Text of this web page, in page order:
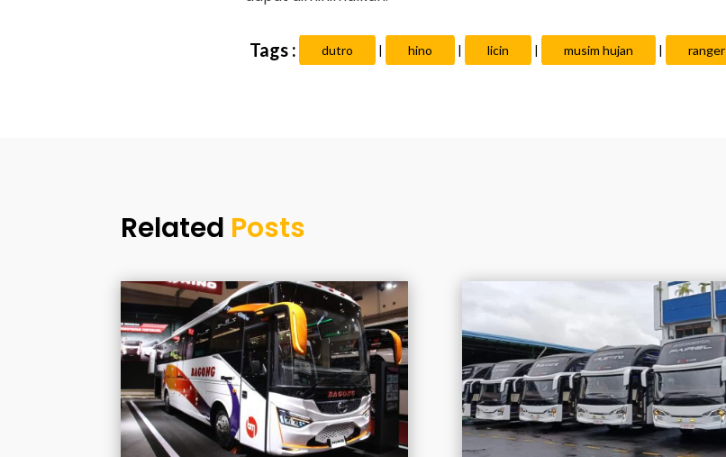
dutro | hino | licin | musim hujan | ranger
Related Posts